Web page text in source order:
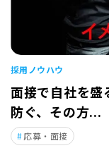
採用ノウハウ
面接で自社を盛
防ぐ、その方...
応募・面接